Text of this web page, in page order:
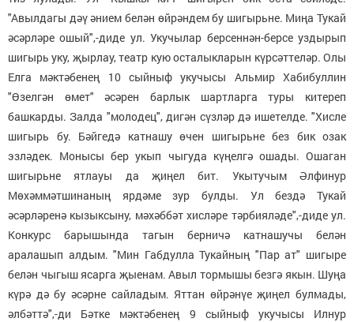
"Авылдагы дәү әнием белән өйрәндем бу шигырьне. Миңа Тукай
әсәрләре ошый",-диде ул. Укучылар берсеннән-берсе уздырып
шигырь уку, җырлау, театр кую осталыкларын күрсәттеләр. Олы
Елга мәктәбенең 10 сыйныф укучысы Альмир Хабибуллин
"Өзелгән өмет" әсәрен барлык шартларга туры китереп
башкарды. Залда "молодец", дигән сүзләр дә ишетелде. "Хисле
шигырь бу. Бәйгедә катнашу өчен шигырьне без бик озак
эзләдек. Монысы бер укып чыгуда күңелгә ошады. Ошаган
шигырьне ятлауы да җиңел бит. Укытучым Әлфинур
Мөхәммәтшинаның ярдәме зур булды. Ул бездә Тукай
әсәрләренә кызыксыну, мәхәббәт хисләре тәрбияләде",-диде ул.
Конкурс барышында тагын берничә катнашучы белән
аралашып алдым. "Мин Габдулла Тукайның "Пар ат" шигыре
белән чыгыш ясарга җыенам. Авыл тормышы безгә якын. Шуңа
күрә дә бу әсәрне сайладым. Яттан өйрәнүе җиңел булмады,
әлбәттә",-ди Бәтке мәктәбенең 9 сыйныф укучысы Илнур